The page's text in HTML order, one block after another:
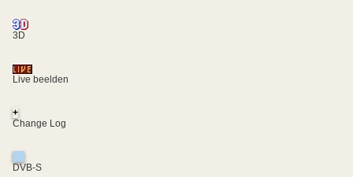
3D
Live beelden
+
Change Log
DVB-S